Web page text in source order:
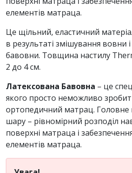
елементів матраца.
Це щільний, еластичний
в результаті змішування вовни і
бавовни. Товщина настилу
2 до 4 см.
Латексована Бавовна – це
якого просто неможливо
ортопедичний матрац. Головне
шару – рівномірний розподіл
поверхні матраца і
елементів матраца.